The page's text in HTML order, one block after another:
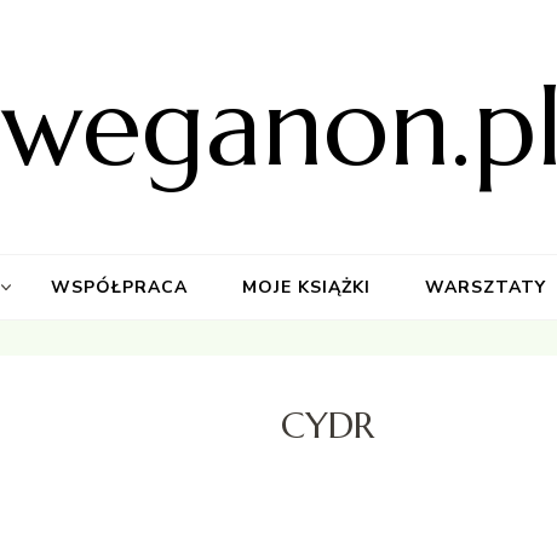
weganon.pl
WSPÓŁPRACA MOJE KSIĄŻKI WARSZTATY
CYDR